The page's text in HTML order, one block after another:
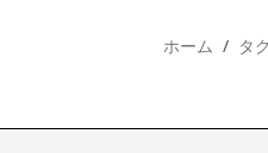
ホーム タ